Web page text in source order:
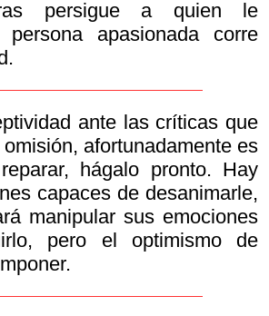
persigue a quien le
apasionada corre
ante las críticas que
afortunadamente es
hágalo pronto. Hay
capaces de desanimarle,
manipular sus emociones
pero el optimismo de